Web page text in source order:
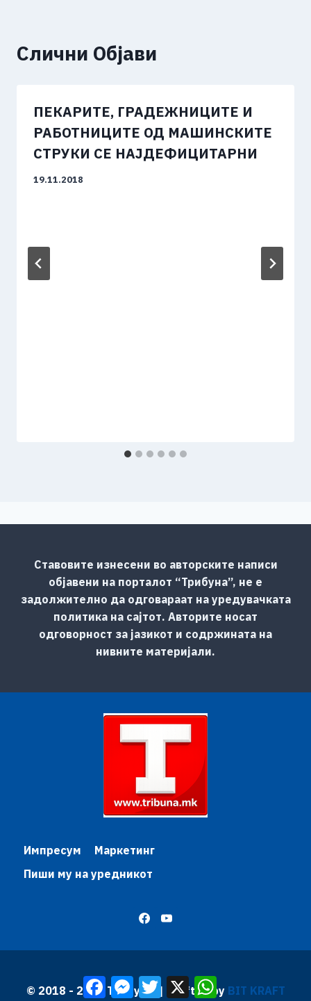
Слични Објави
ПЕКАРИТЕ, ГРАДЕЖНИЦИТЕ И
РАБОТНИЦИТЕ ОД МАШИНСКИТЕ
СТРУКИ СЕ НАЈДЕФИЦИТАРНИ
19.11.2018
Ставовите изнесени во авторските написи
објавени на порталот “Трибуна”, не е
задолжително да одговараат на уредувачката
политика на сајтот. Авторите носат
одговорност за јазикот и содржината на
нивните материјали.
Импресум
Маркетинг
Пиши му на уредникот
© 2018 - 2026 Трибуна | Krafted by BIT KRAFT
FacebookMessenger
TwitterX